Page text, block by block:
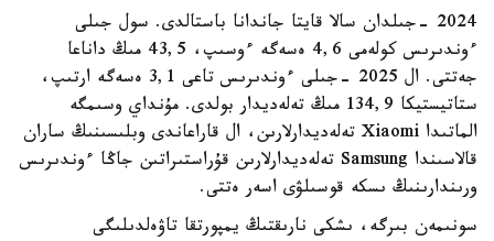
2024 -جىلدان سالا قايتا جاندانا باستالدى. سول جىلى
ءوندىرىس كولەمى 4,6 ەسەگە ءوسىپ، 43,5 مىڭ داناعا
جەتتى. ال 2025 -جىلى ءوندىرىس تاعى 3,1 ەسەگە ارتىپ،
ستاتيستيكا 134,9 مىڭ تەلەديدار بولدى. مۇنداي وسىمگە
الماتىدا Xiaomi تەلەديدارلارىن، ال قاراعاندى وبلىسىنىڭ ساران
قالاسىندا Samsung تەلەديدارلارىن قۇراستىراتىن جاڭا ءوندىرىس
ورىندارىنىڭ ىسكە قوسىلۋى اسەر ەتتى.
سونىمەن بىرگە، ىشكى نارىقتىڭ يمپورتقا تاۋەلدىلىگى